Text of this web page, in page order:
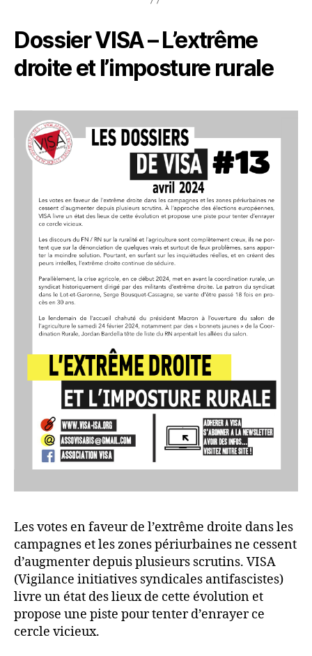
Dossier VISA – L’extrême
droite et l’imposture rurale
Les votes en faveur de l’extrême droite dans les
campagnes et les zones périurbaines ne cessent
d’augmenter depuis plusieurs scrutins. VISA
(Vigilance initiatives syndicales antifascistes)
livre un état des lieux de cette évolution et
propose une piste pour tenter d’enrayer ce
cercle vicieux.